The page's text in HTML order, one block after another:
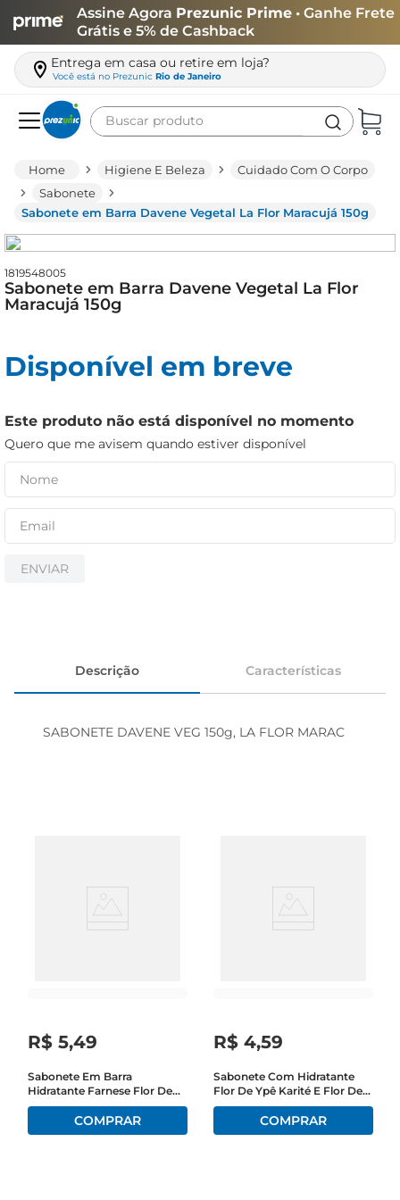
Assine Agora Prezunic Prime • Ganhe Frete
Grátis e 5% de Cashback
Entrega em casa ou retire em loja?
Você está no Prezunic Rio de Janeiro
Buscar produto
Higiene E Beleza
Cuidado Com O Corpo
Sabonete
Sabonete em Barra Davene Vegetal La Flor Maracujá 150g
1819548005
Sabonete em Barra Davene Vegetal La Flor
Maracujá 150g
Disponível em breve
Este produto não está disponível no momento
Quero que me avisem quando estiver disponível
ENVIAR
Descrição Características
SABONETE DAVENE VEG 150g, LA FLOR MARAC
R$ 5,49
Sabonete Em Barra
Hidratante Farnese Flor De
Cerejeira E Vanila Flow Pack
R$ 4,59
Sabonete Com Hidratante
Flor De Ypê Karité E Flor De
Amêndoas 85g
leite
queijo
azeite
arroz
papel higiênico
cerveja